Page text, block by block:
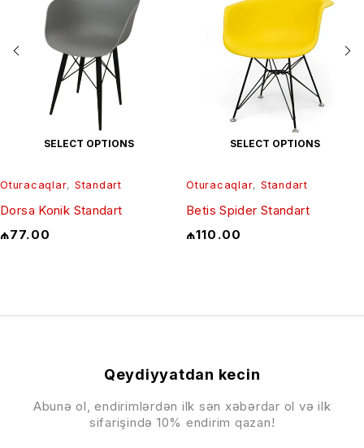
SELECT OPTIONS
Oturacaqlar, Standart
Dorsa Konik Standart
₼77.00
SELECT OPTIONS
Oturacaqlar, Standart
Betis Spider Standart
₼110.00
Qeydiyyatdan kecin
Abunə ol, endirimlərdən ilk sən xəbərdar ol və ilk
sifarişində 10% endirim qazan!